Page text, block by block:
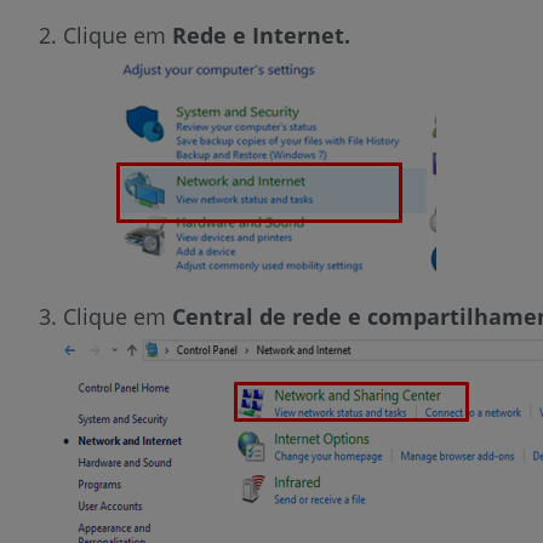
Clique em Rede e Internet.
Clique em Central de rede e